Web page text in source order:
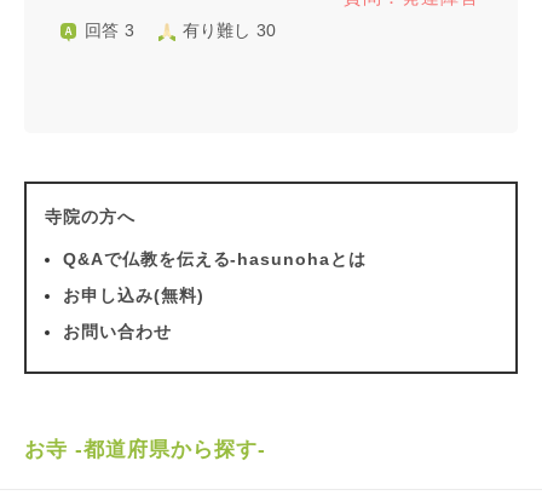
回答 3 有り難し 30
寺院の方へ
Q&Aで仏教を伝える-hasunohaとは
お申し込み(無料)
お問い合わせ
お寺 -都道府県から探す-